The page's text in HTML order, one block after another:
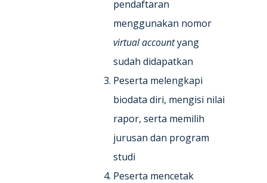
pendaftaran
menggunakan nomor
virtual accountyang
sudah didapatkan
Peserta melengkapi
biodata diri, mengisi nilai
rapor, serta memilih
jurusan dan program
studi
Peserta mencetak